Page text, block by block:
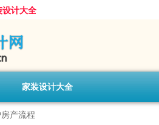
设计大全
家装设计大全
产流程